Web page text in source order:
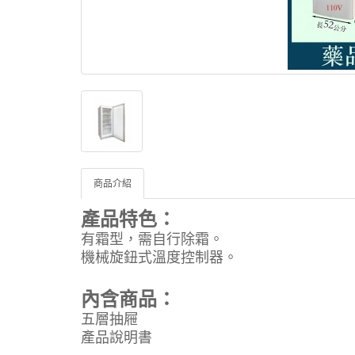
商品介紹
產品特色：
有霜型，需自行除霜。
機械旋鈕式溫度控制器。
內含商品：
五層抽屜
產品說明書